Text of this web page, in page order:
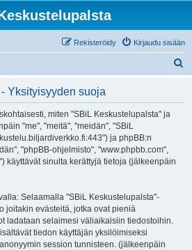
Kirjaudu sisään
Rekisteröidy
Yksityisyyden suoja
miten "SBiL Keskustelupalsta" ja
"me", "meitä", "meidän", "SBiL
ja phpBB:n
"phpBB-ohjelmisto", "www.phpbb.com",
käyttävät sinulta kerättyjä tietoja (jälkeenpäin
Selaamalla "SBiL Keskustelupalsta"-
joitakin evästeitä, jotka ovat pieniä
ladataan selaimesi väliaikaisiin tiedostoihin.
tiedon käyttäjän yksilöimiseksi
session tunnisteen. (jälkeenpäin